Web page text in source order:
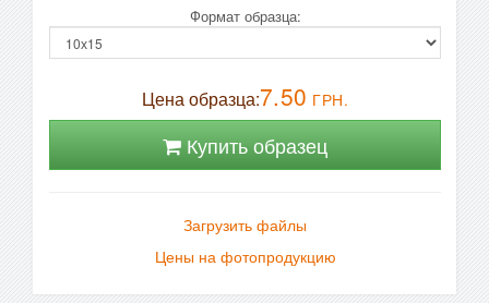
Формат образца:
Цена образца:7.50 ГРН.
Купить образец
Загрузить файлы
Цены на фотопродукцию